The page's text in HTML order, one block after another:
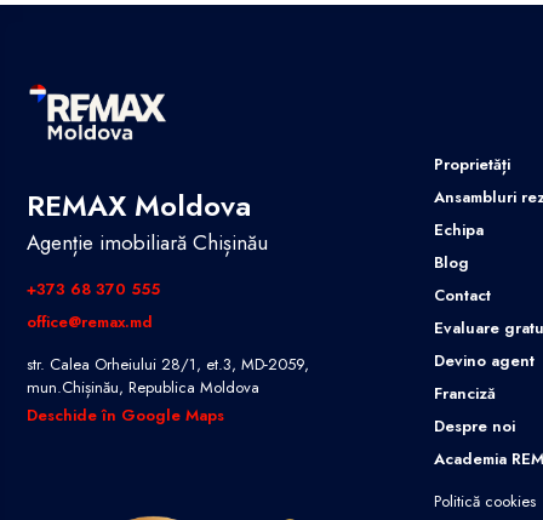
REMAX Moldova
Agenție imobiliară Chișinău
+373 68 370 555
office@remax.md
str. Calea Orheiului 28/1, et.3, MD-2059,
mun.Chișinău, Republica Moldova
Deschide în Google Maps
Proprietăți
Ansambluri
Echipa
Blog
Contact
Evaluare
Devino agent
Franciză
Despre noi
Academia
Politică cookies